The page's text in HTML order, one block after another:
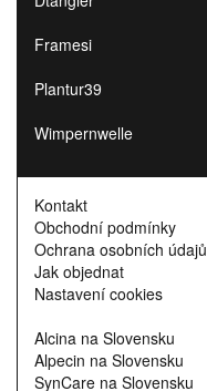
Framesi
Plantur39
Wimpernwelle
Kontakt
Obchodní podmínky
Ochrana osobních údajů
Jak objednat
Nastavení cookies
Alcina na Slovensku
Alpecin na Slovensku
SynCare na Slovensku